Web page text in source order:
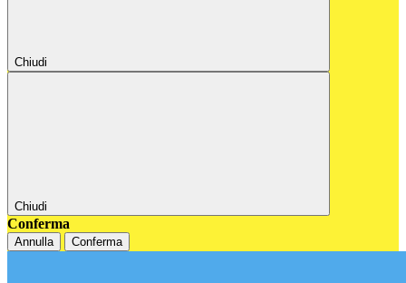
Chiudi
Chiudi
Conferma
Annulla Conferma